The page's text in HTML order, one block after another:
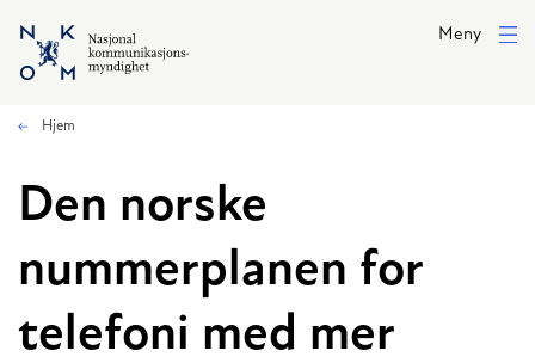
Hopp til hovedinnhold
Meny
Hjem
Den norske
nummerplanen for
telefoni med mer